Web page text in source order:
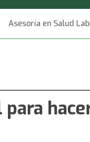
Asesoría en Salud
para